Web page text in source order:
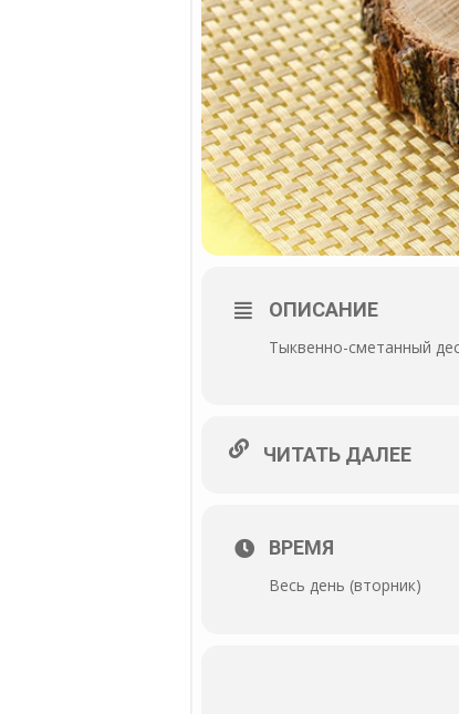
ОПИСАНИЕ
Тыквенно-сметанный
ЧИТАТЬ ДАЛЕЕ
ВРЕМЯ
Весь день (вторник)